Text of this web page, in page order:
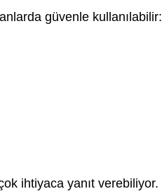
güvenle kullanılabilir:
ihtiyaca yanıt verebiliyor.